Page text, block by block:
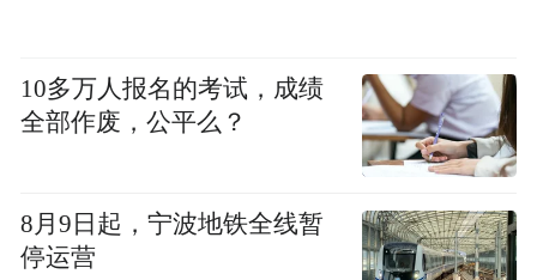
10多万人报名的考试，成绩
全部作废，公平么？
8月9日起，宁波地铁全线暂
停运营